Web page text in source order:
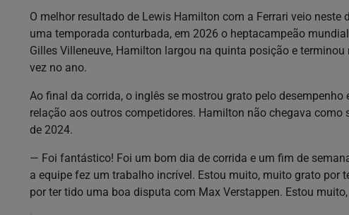
O melhor resultado de Lewis Hamilton com a Ferrari veio
uma temporada conturbada, em 2026 o heptacampeão
Gilles Villeneuve, Hamilton largou na quinta posição e
vez no ano.
Ao final da corrida, o inglês se mostrou grato pelo desempenho
relação aos outros competidores. Hamilton não chegava como
de 2024.
— Foi fantástico! Foi um bom dia de corrida e um fim de
a equipe fez um trabalho incrível. Estou muito, muito grato por
por ter tido uma boa disputa com Max Verstappen. Estou